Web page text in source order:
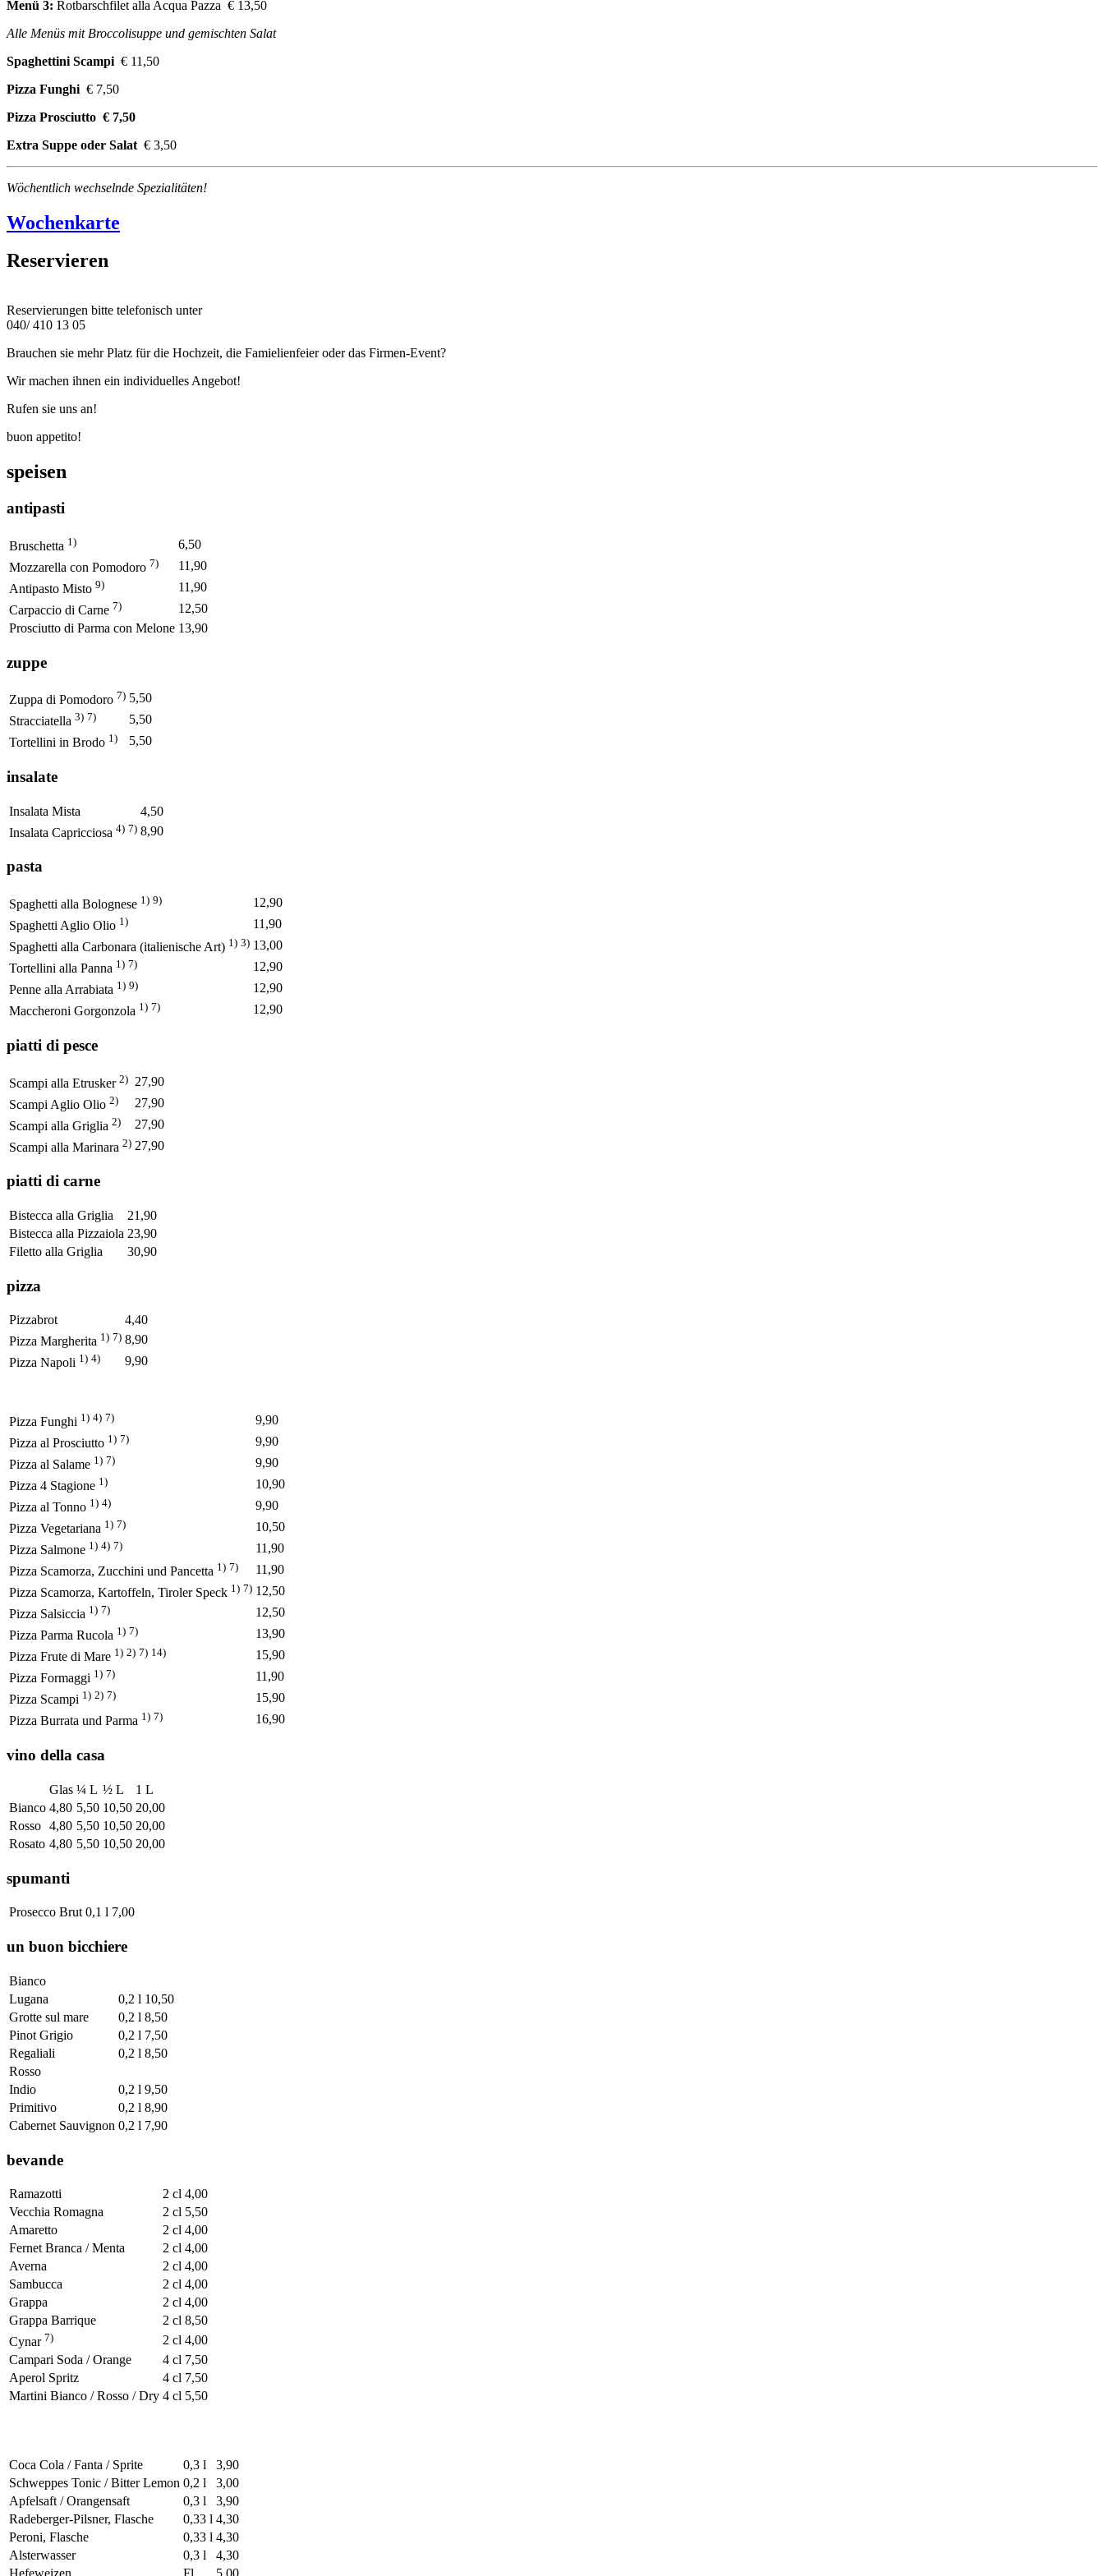
Menü 3: Rotbarschfilet alla Acqua Pazza € 13,50
Alle Menüs mit Broccolisuppe und gemischten Salat
Spaghettini Scampi € 11,50
Pizza Funghi € 7,50
Pizza Prosciutto € 7,50
Extra Suppe oder Salat € 3,50
Wöchentlich wechselnde Spezialitäten!
Wochenkarte
Reservieren
Reservierungen bitte telefonisch unter
040/ 410 13 05
Brauchen sie mehr Platz für die Hochzeit, die Famielienfeier oder das Firmen-Event?
Wir machen ihnen ein individuelles Angebot!
Rufen sie uns an!
buon appetito!
speisen
antipasti
Bruschetta 1)
6,50
Mozzarella con Pomodoro 7)
11,90
Antipasto Misto 9)
11,90
Carpaccio di Carne 7)
12,50
Prosciutto di Parma con Melone 13,90
zuppe
Zuppa di Pomodoro 7) 5,50
Stracciatella 3) 7)
5,50
Tortellini in Brodo 1) 5,50
insalate
Insalata Mista
4,50
Insalata Capricciosa 4) 7) 8,90
pasta
Spaghetti alla Bolognese 1) 9)
12,90
Spaghetti Aglio Olio 1)
11,90
Spaghetti alla Carbonara (italienische Art) 1) 3) 13,00
Tortellini alla Panna 1) 7)
12,90
Penne alla Arrabiata 1) 9)
12,90
Maccheroni Gorgonzola 1) 7) 12,90
piatti di pesce
Scampi alla Etrusker 2) 27,90
Scampi Aglio Olio 2)
27,90
Scampi alla Griglia 2)
27,90
Scampi alla Marinara 2) 27,90
piatti di carne
Bistecca alla Griglia
21,90
Bistecca alla Pizzaiola 23,90
Filetto alla Griglia
30,90
pizza
Pizzabrot
4,40
Pizza Margherita 1) 7) 8,90
Pizza Napoli 1) 4) 9,90
Pizza Funghi 1) 4) 7)
9,90
Pizza al Prosciutto 1) 7)
9,90
Pizza al Salame 1) 7)
9,90
Pizza 4 Stagione 1)
10,90
Pizza al Tonno 1) 4)
9,90
Pizza Vegetariana 1) 7)
10,50
Pizza Salmone 1) 4) 7)
11,90
Pizza Scamorza, Zucchini und Pancetta 1) 7)
11,90
Pizza Scamorza, Kartoffeln, Tiroler Speck 1) 7) 12,50
Pizza Salsiccia 1) 7)
12,50
Pizza Parma Rucola 1) 7)
13,90
Pizza Frute di Mare 1) 2) 7) 14)
15,90
Pizza Formaggi 1) 7)
11,90
Pizza Scampi 1) 2) 7)
15,90
Pizza Burrata und Parma 1) 7) 16,90
vino della casa
Glas ¼ L ½ L
1 L
Bianco 4,80 5,50 10,50 20,00
Rosso 4,80 5,50 10,50 20,00
Rosato 4,80 5,50 10,50 20,00
spumanti
Prosecco Brut 0,1 l 7,00
un buon bicchiere
Bianco
Lugana
0,2 l 10,50
Grotte sul mare
0,2 l 8,50
Pinot Grigio
0,2 l 7,50
Regaliali
0,2 l 8,50
Rosso
Indio
0,2 l 9,50
Primitivo
0,2 l 8,90
Cabernet Sauvignon 0,2 l 7,90
bevande
Ramazotti 2 cl 4,00
Vecchia Romagna
2 cl 5,50
Amaretto
2 cl 4,00
Fernet Branca / Menta
2 cl 4,00
Averna
2 cl 4,00
Sambucca
2 cl 4,00
Grappa
2 cl 4,00
Grappa Barrique
2 cl 8,50
Cynar 7) 2 cl 4,00
Campari Soda / Orange
4 cl 7,50
Aperol Spritz
4 cl 7,50
Martini Bianco / Rosso / Dry 4 cl 5,50
Coca Cola / Fanta / Sprite 0,3 l
3,90
Schweppes Tonic / Bitter Lemon 0,2 l
3,00
Apfelsaft / Orangensaft
0,3 l
3,90
Radeberger-Pilsner, Flasche
0,33 l 4,30
Peroni, Flasche
0,33 l 4,30
Alsterwasser
0,3 l
4,30
Hefeweizen
Fl 5,00